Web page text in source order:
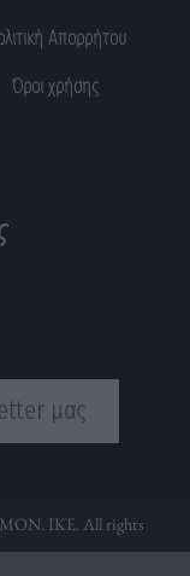
Απορρήτου
Όροι χρήσης
μας
ΙΚΕ. All rights